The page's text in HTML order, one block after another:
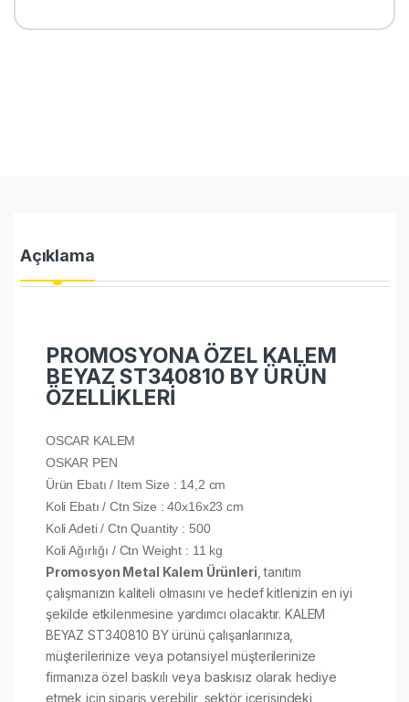
Açıklama
PROMOSYONA ÖZEL KALEM
BEYAZ ST340810 BY ÜRÜN
ÖZELLİKLERİ
OSCAR KALEM
OSKAR PEN
Ürün Ebatı / Item Size : 14,2 cm
Koli Ebatı / Ctn Size : 40x16x23 cm
Koli Adeti / Ctn Quantity : 500
Koli Ağırlığı / Ctn Weight : 11 kg
Promosyon Metal Kalem Ürünleri , tanıtım
çalışmanızın kaliteli olmasını ve hedef kitlenizin en iyi
şekilde etkilenmesine yardımcı olacaktır. KALEM
BEYAZ ST340810 BY ürünü çalışanlarınıza,
müşterilerinize veya potansiyel müşterilerinize
firmanıza özel baskılı veya baskısız olarak hediye
etmek için sipariş verebilir, sektör içerisindeki